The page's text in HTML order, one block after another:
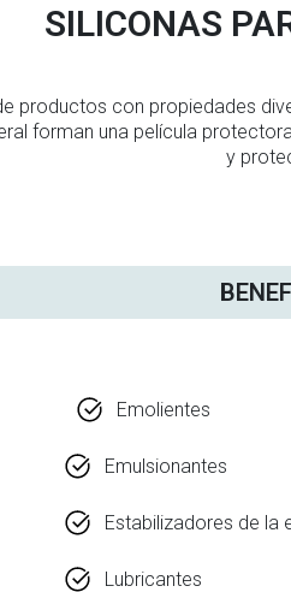
SILICONAS
productos con propiedades
forman una película
y
Emolientes
Emulsionantes
Estabilizadores de la
Lubricantes